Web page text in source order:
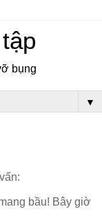
bụng
▼
bầu! Bây giờ